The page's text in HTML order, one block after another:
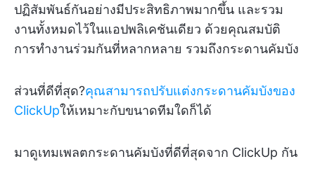
ปฏิสัมพันธ์กันอย่างมีประสิทธิภาพมากขึ้น และรวม
งานทั้งหมดไว้ในแอปพลิเคชันเดียว ด้วยคุณสมบัติ
การทำงานร่วมกันที่หลากหลาย รวมถึงกระดานคัมบัง
ส่วนที่ดีที่สุด?คุณสามารถปรับแต่งกระดานคัมบังของ
ClickUpให้เหมาะกับขนาดทีมใดก็ได้
มาดูเทมเพลตกระดานคัมบังที่ดีที่สุดจาก ClickUp กัน